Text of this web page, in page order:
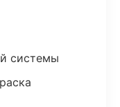
системы